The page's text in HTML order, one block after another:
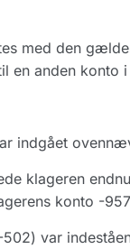
med den
en anden konto
indgået
klageren
konto -
var